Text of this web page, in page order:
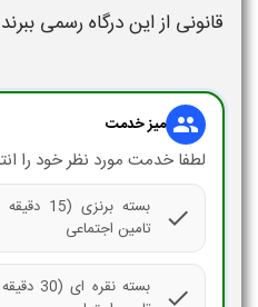
قانونی از این درگاه رسمی
group میز خدمت
لطفا خدمت مورد نظر خود را
check
بسته
تامین اجتماعی
check
بسته